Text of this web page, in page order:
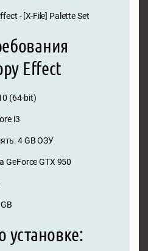
- [X-File] Palette Set
Effect
(64-bit)
i3
4 GB ОЗУ
GeForce GTX 950
установке: